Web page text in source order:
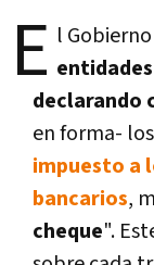
E l
declarando
en forma-
impuesto a
bancarios,
cheque".